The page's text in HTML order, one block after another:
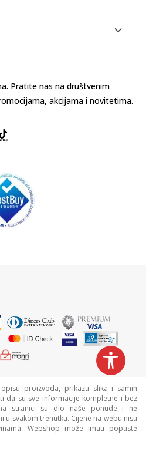
Pratite nas na društvenim
akcijama i novitetima.
proizvoda, prikazu slika i samih
da su sve informacije kompletne i bez
stranici su dio naše ponude i ne
svakom trenutku. Cijene na webu nisu
Webshop može imati popuste